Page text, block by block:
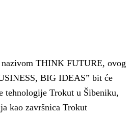
nazivom THINK FUTURE, ovog
BIG IDEAS” bit će
tehnologije Trokut u Šibeniku,
kao završnica Trokut